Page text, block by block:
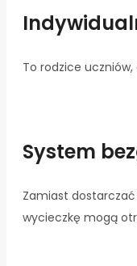
To rodzice
System
Zamiast dostarczać
wycieczkę mogą